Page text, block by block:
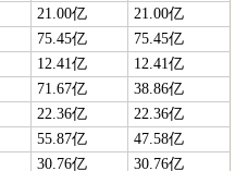
21.00亿
21.00亿
75.45亿
75.45亿
12.41亿
12.41亿
71.67亿
38.86亿
22.36亿
22.36亿
55.87亿
47.58亿
30.76亿 30.76亿